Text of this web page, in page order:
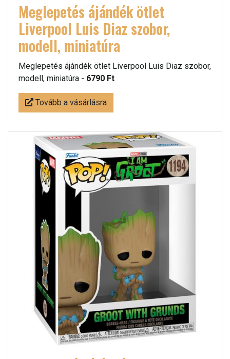
Meglepetés ájándék ötlet
Liverpool Luis Diaz szobor,
modell, miniatúra
Meglepetés ájándék ötlet Liverpool Luis Diaz szobor,
modell, miniatúra - 6790 Ft
Tovább a vásárlásra